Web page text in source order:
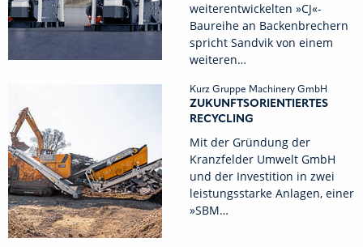
weiterentwickelten »CJ«-
Baureihe an Backenbrechern
spricht Sandvik von einem
weiteren…
Kurz Gruppe Machinery GmbH
ZUKUNFTSORIENTIERTES
RECYCLING
Mit der Gründung der
Kranzfelder Umwelt GmbH
und der Investition in zwei
leistungsstarke Anlagen, einer
»SBM…